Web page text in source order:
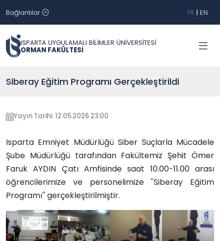
Bağlantılar TR | EN
ISPARTA UYGULAMALI BİLİMLER ÜNİVERSİTESİ
ORMAN FAKÜLTESİ
Siberay Eğitim Programı Gerçekleştirildi
Yayın Tarihi: 12.05.2026 23:00
Isparta Emniyet Müdürlüğü Siber Suçlarla Mücadele
Şube Müdürlüğü tarafından Fakültemiz Şehit Ömer
Faruk AYDIN Çatı Amfisinde saat 10.00-11.00 arası
öğrencilerimize ve personelimize ''Siberay Eğitim
Programı'' gerçekleştirilmiştir.